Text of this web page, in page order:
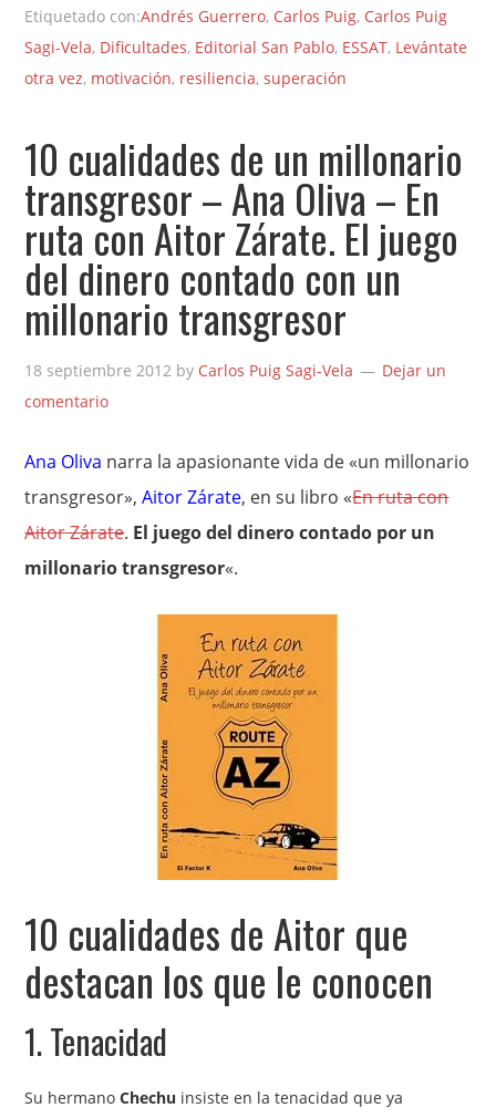
Etiquetado con:Andrés Guerrero, Carlos Puig, Carlos Puig
Sagi-Vela, Dificultades, Editorial San Pablo, ESSAT, Levántate
otra vez, motivación, resiliencia,superación
10 cualidades de un millonario
transgresor – Ana Oliva – En
ruta con Aitor Zárate. El juego
del dinero contado con un
millonario transgresor
18 septiembre 2012 by Carlos Puig Sagi-Vela
Dejar un
comentario
Ana Oliva narra la apasionante vida de «un millonario
transgresor»,Aitor Zárate, en su libro «En ruta con
Aitor Zárate. El juego del dinero contado por un
millonario transgresor«.
10 cualidades de Aitor que
destacan los que le conocen
1. Tenacidad
Su hermanoChechu insiste en la tenacidad que ya